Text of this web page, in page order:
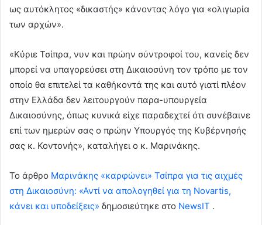
ως αυτόκλητος «δικαστής» κάνοντας λόγο για «ολιγωρία
των αρχών».
«Κύριε Τσίπρα, νυν και πρώην σύντροφοί του, κανείς δεν
μπορεί να υπαγορεύσει στη Δικαιοσύνη τον τρόπο με τον
οποίο θα επιτελεί τα καθήκοντά της και αυτό γιατί πλέον
στην Ελλάδα δεν λειτουργούν παρα-υπουργεία
Δικαιοσύνης, όπως κυνικά είχε παραδεχτεί ότι συνέβαινε
επί των ημερών σας ο πρώην Υπουργός της Κυβέρνησής
σας κ. Κοντονής», καταλήγει ο κ. Μαρινάκης.
To άρθρο Μαρινάκης «καρφώνει» Τσίπρα για τις αιχμές
στη Δικαιοσύνη: «Αντί να απολογηθεί για τη Novartis,
κάνει και υποδείξεις» δημοσιεύτηκε στο NewsIT .